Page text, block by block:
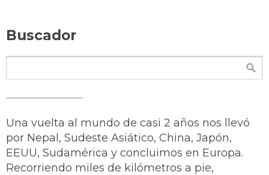
Buscador
Una vuelta al mundo de casi 2 años nos llevó
por Nepal, Sudeste Asiático, China, Japón,
EEUU, Sudamérica y concluimos en Europa.
Recorriendo miles de kilómetros a pie,